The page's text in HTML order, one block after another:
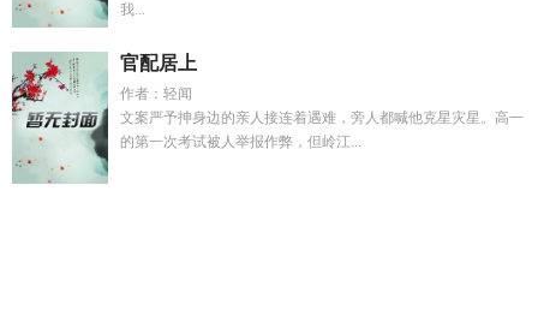
我...
官配居上
作者：轻闻
文案严予抻身边的亲人接连着遇难，旁人都喊他克星灾星。高一
的第一次考试被人举报作弊，但岭江...